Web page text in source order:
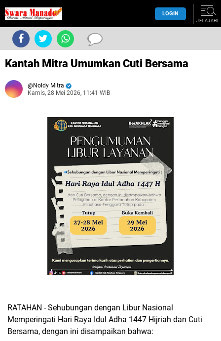
LOGIN
JELAJAHI
Kantah Mitra Umumkan Cuti Bersama
Noldy Mitra
Kamis, 28 Mei 2026, 11:41 WIB
RATAHAN - Sehubungan dengan Libur Nasional
Memperingati Hari Raya Idul Adha 1447 Hijriah dan Cuti
Bersama, dengan ini disampaikan bahwa: